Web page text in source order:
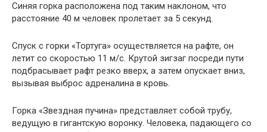
Синяя горка расположена под таким наклоном, что
расстояние 40 м человек пролетает за 5 секунд.
Спуск с горки «Тортуга» осуществляется на рафте, он
летит со скоростью 11 м/с. Крутой зигзаг посреди пути
подбрасывает рафт резко вверх, а затем опускает вниз,
вызывая выброс адреналина в кровь.
Горка «Звездная пучина» представляет собой трубу,
ведущую в гигантскую воронку. Человека, падающего со